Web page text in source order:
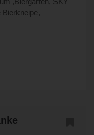
Bierkneipe,